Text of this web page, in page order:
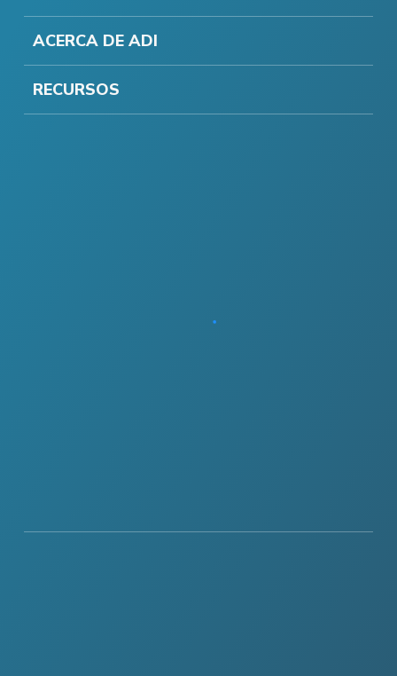
ACERCA DE ADI
RECURSOS